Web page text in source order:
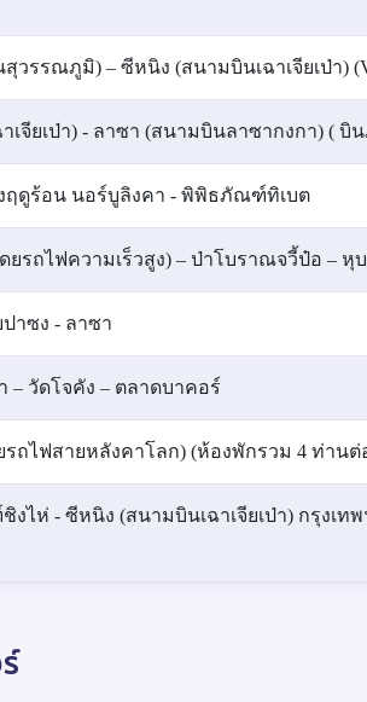
วรรณภูมิ) – ซีหนิง (สนามบินเฉาเจียเป่า)
เจียเป่า) - ลาซา (สนามบินลาซากงกา) ( บิ
ฤดูร้อน นอร์บูลิงคา - พิพิธภัณฑ์ทิเบต
ยรถไฟความเร็วสูง) – ป่าโบราณจวี้ป๋อ – หุ
าซง - ลาซา
– วัดโจคัง – ตลาดบาคอร์
รถไฟสายหลังคาโลก) (ห้องพักรวม 4 ท่านต่
ไห่ - ซีหนิง (สนามบินเฉาเจียเป่า) กรุงเท